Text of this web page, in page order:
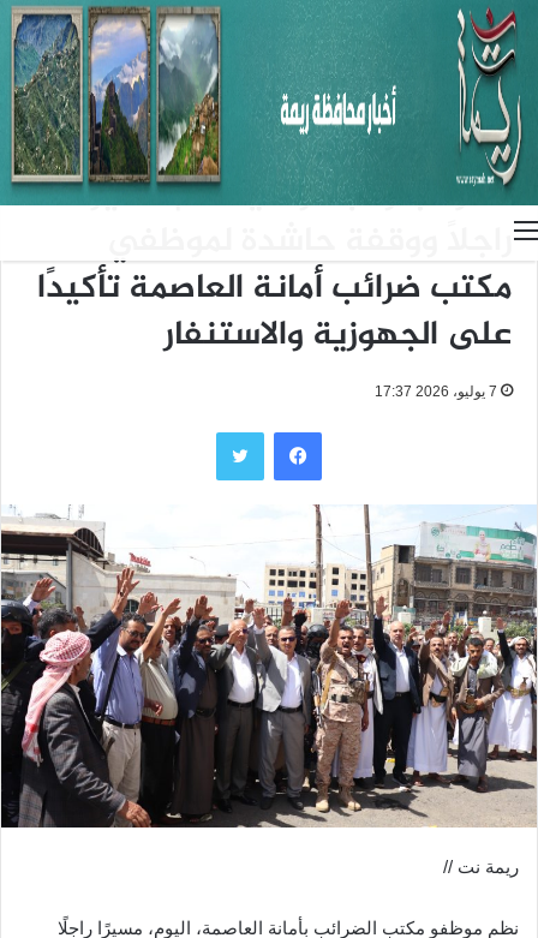
القائمة
الرئيسية
الأخبار
القائم بأعمال رئيس مصلحة
الضرائب والجمارك يتقدم مسيرًا
مكتب ضرائب أمانة العاصمة تأكيدًا
على الجهوزية والاستنفار
7 يوليو، 2026 17:37
فيسبوك تويتر
ريمة نت //
نظم موظفو مكتب الضرائب بأمانة العاصمة، اليوم، مسيرًا راجلًا